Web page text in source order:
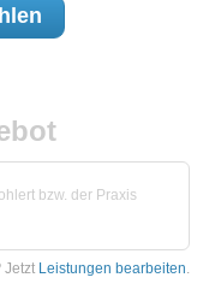
bzw. der Praxis
Jetzt Leistungen bearbeiten.